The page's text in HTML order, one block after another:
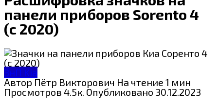
панели приборов Sorento 4
(с 2020)
ЗнП Kia
АвторПётр Викторович На чтение 1 мин
Просмотров 4.5к. Опубликовано 30.12.2023